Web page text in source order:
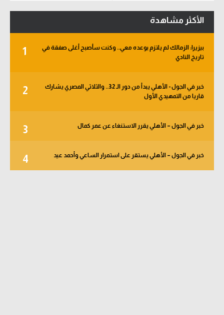
الأكثر مشاهدة
1
بيزيرا: الزمالك لم يلتزم بوعده معي.. وكنت سأصبح أغلى صفقة في
تاريخ النادي
2
خبر في الجول - الأهلي يبدأ من دور الـ 32.. والثلاثي المصري يشارك
قاريا من التمهيدي الأول
3 خبر في الجول – الأهلي يقرر الاستنغاء عن عمر كمال
4 خبر في الجول – الأهلي يستقر على استمرار الساعي وأحمد عيد